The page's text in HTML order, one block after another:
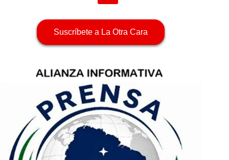
Suscríbete a La Otra Cara